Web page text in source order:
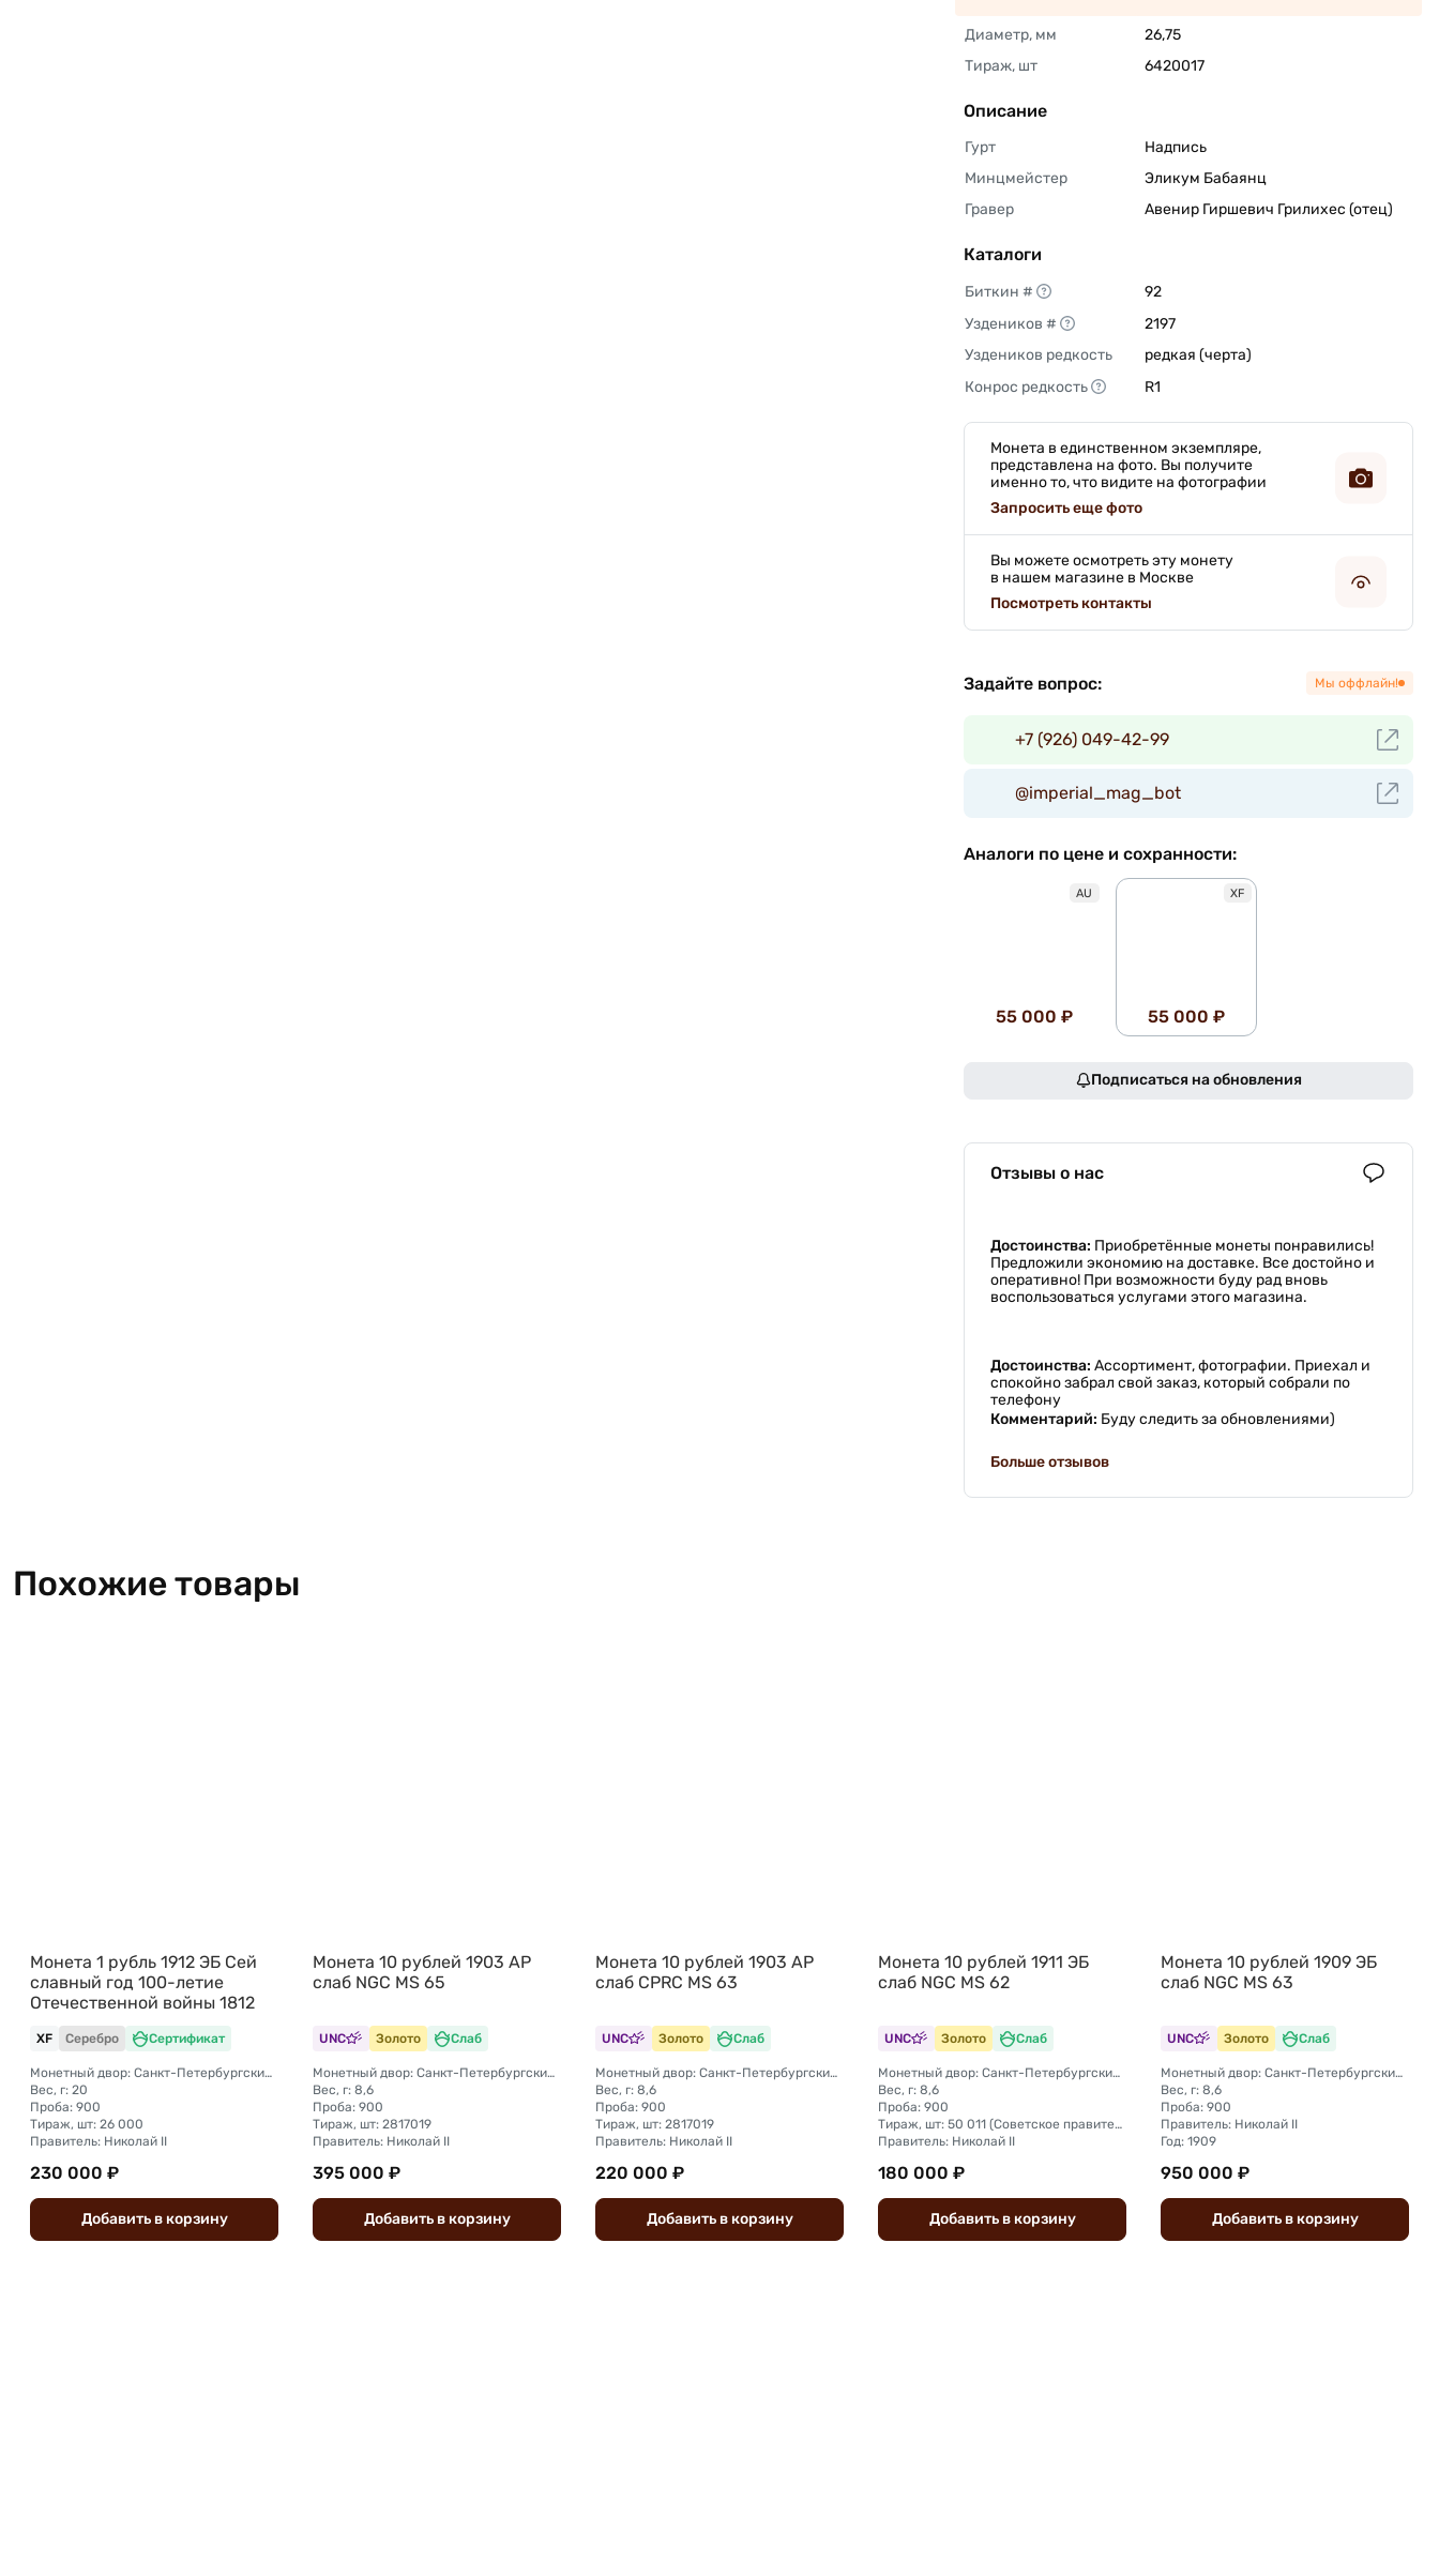
Диаметр, мм
26,75
Тираж, шт
6420017
Описание
Гурт
Надпись
Минцмейстер
Эликум Бабаянц
Гравер
Авенир Гиршевич Грилихес (отец)
Каталоги
Биткин #
92
Уздеников #
2197
Уздеников редкость
редкая (черта)
Конрос редкость
R1
Монета в единственном экземпляре,
представлена на фото. Вы получите
именно то, что видите на фотографии
Запросить еще фото
Вы можете осмотреть эту монету
в нашем магазине в Москве
Посмотреть контакты
Задайте вопрос: Мы оффлайн!
+7 (926) 049-42-99
@imperial_mag_bot
Аналоги по цене и сохранности:
AU
55 000 ₽
XF
55 000 ₽
Подписаться на обновления
Отзывы о нас
Достоинства: Приобретённые монеты понравились!
Предложили экономию на доставке. Все достойно и
оперативно! При возможности буду рад вновь
воспользоваться услугами этого магазина.
Достоинства: Ассортимент, фотографии. Приехал и
спокойно забрал свой заказ, который собрали по
телефону
Комментарий: Буду следить за обновлениями)
Больше отзывов
Похожие товары
Монета 1 рубль 1912 ЭБ Сей
славный год 100-летие
Отечественной войны 1812
XF Серебро Сертификат
Монетный двор: Санкт-Петербургский монетный двор
Вес, г: 20
Проба: 900
Тираж, шт: 26 000
Правитель: Николай II
230 000 ₽
Добавить вкорзину
Монета 10 рублей 1903 АР
слаб NGC MS 65
UNC Золото Слаб
Монетный двор: Санкт-Петербургский монетный двор
Вес, г: 8,6
Проба: 900
Тираж, шт: 2817019
Правитель: Николай II
395 000 ₽
Добавить вкорзину
Монета 10 рублей 1903 АР
слаб CPRC MS 63
UNC Золото Слаб
Монетный двор: Санкт-Петербургский монетный двор
Вес, г: 8,6
Проба: 900
Тираж, шт: 2817019
Правитель: Николай II
220 000 ₽
Добавить вкорзину
Монета 10 рублей 1911 ЭБ
слаб NGC MS 62
UNC Золото Слаб
Монетный двор: Санкт-Петербургский монетный двор
Вес, г: 8,6
Проба: 900
Тираж, шт: 50 011 (Советское правительство с декабря 1925 г. по март 1926 г. отчеканило 2 011 000 10-ти рублевого достоинства царского образца, предположительно штемпелями 1911 г.)
Правитель: Николай II
180 000 ₽
Добавить вкорзину
Монета 10 рублей 1909 ЭБ
слаб NGC MS 63
UNC Золото Слаб
Монетный двор: Санкт-Петербургский монетный двор
Вес, г: 8,6
Проба: 900
Правитель: Николай II
Год: 1909
950 000 ₽
Добавить вкорзину